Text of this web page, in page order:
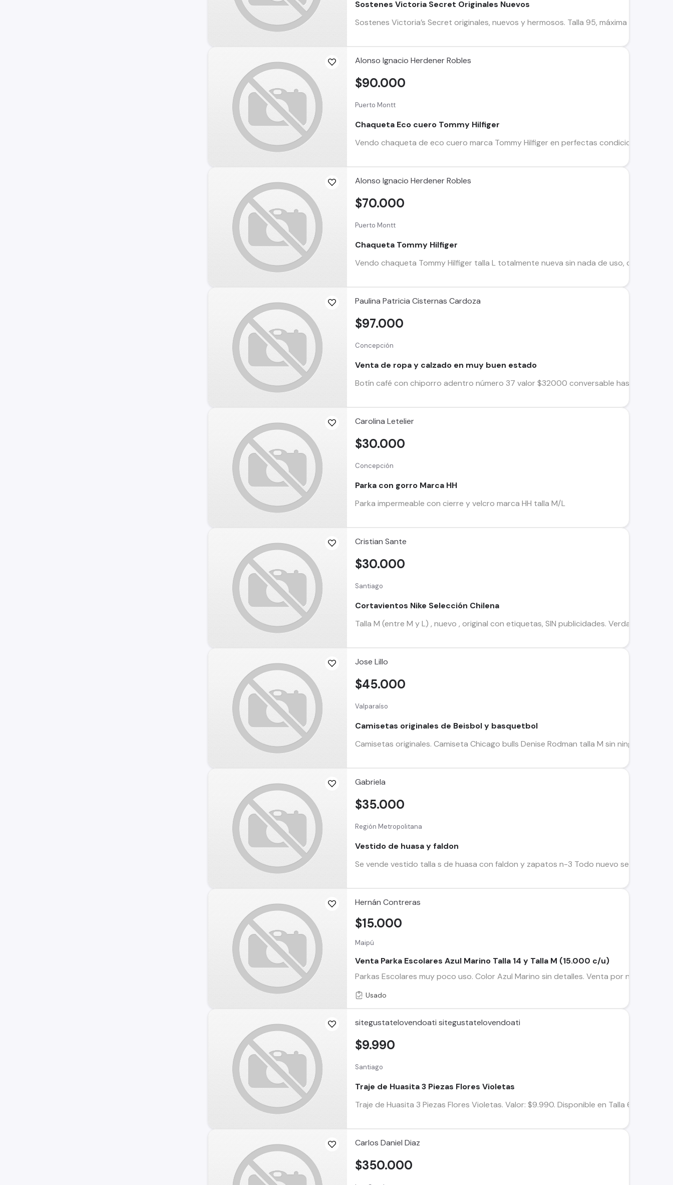
Sostenes Victoria Secret Originales Nuevos
Sostenes Victoria’s Secret originales, nuevos y hermosos. Talla 95, máxima
Alonso Ignacio Herdener Robles
Puerto Montt
Chaqueta Eco cuero Tommy Hilfiger
Vendo chaqueta de eco cuero marca Tommy Hilfiger en perfectas condiciones, es
$90.000
Alonso Ignacio Herdener Robles
Puerto Montt
Chaqueta Tommy Hilfiger
Vendo chaqueta Tommy Hilfiger talla L totalmente nueva sin nada de uso, cualquier
$70.000
Paulina Patricia Cisternas Cardoza
Concepción
Venta de ropa y calzado en muy buen estado
Botín café con chiporro adentro número 37 valor $32000 conversable hasta
$97.000
Carolina Letelier
Concepción
Parka con gorro Marca HH
Parka impermeable con cierre y velcro marca HH talla M/L
$30.000
Cristian Sante
Santiago
Cortavientos Nike Selección Chilena
Talla M (entre M y L) , nuevo , original con etiquetas, SIN publicidades. Verdaderos
$30.000
Jose Lillo
Valparaíso
Camisetas originales de Beisbol y basquetbol
Camisetas originales. Camiseta Chicago bulls Denise Rodman talla M sin ningún uso,
$45.000
Gabriela
Región Metropolitana
Vestido de huasa y faldon
Se vende vestido talla s de huasa con faldon y zapatos n-3 Todo nuevo se coloco
$35.000
Hernán Contreras
Maipú
Venta Parka Escolares Azul Marino Talla 14 y Talla M (15.000 c/u)
Parkas Escolares muy poco uso. Color Azul Marino sin detalles. Venta por no uso.
$15.000
Usado
sitegustatelovendoati sitegustatelovendoati
Santiago
Traje de Huasita 3 Piezas Flores Violetas
Traje de Huasita 3 Piezas Flores Violetas. Valor: $9.990. Disponible en Talla 6-9 y 12
$9.990
Carlos Daniel Diaz
$350.000